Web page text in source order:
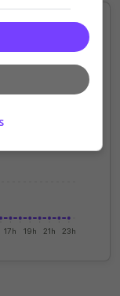
17h 19h 21h 23h